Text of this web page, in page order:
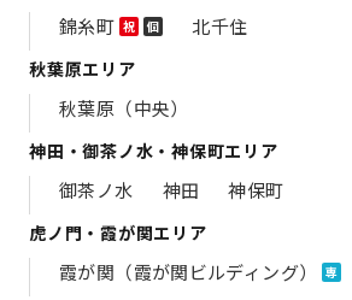
錦糸町 祝 個 北千住
秋葉原エリア
秋葉原（中央）
神田・御茶ノ水・神保町エリア
御茶ノ水 神田 神保町
虎ノ門・霞が関エリア
霞が関（霞が関ビルディング） 専